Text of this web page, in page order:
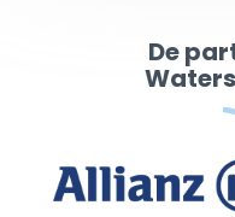
De